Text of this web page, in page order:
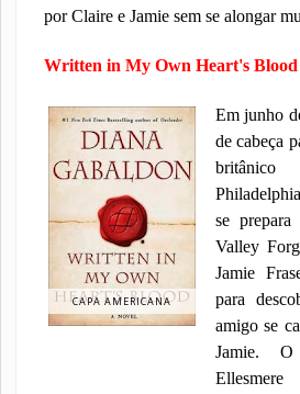
por Claire e Jamie sem se alongar
Written in My Own Heart's Blood
CAPA AMERICANA
Em junho
de cabeça
se
Valley
Jamie
para
amigo se
Jamie.
Ellesmere